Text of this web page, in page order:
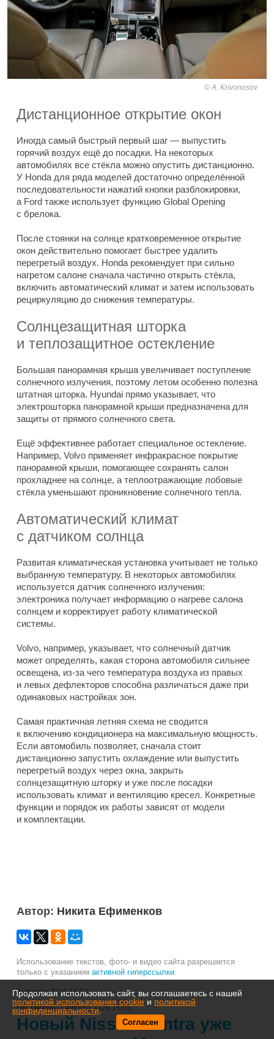
A. Krivonosov
Дистанционное открытие окон
Иногда самый быстрый первый шаг — выпустить
горячий воздух ещё до посадки. На некоторых
автомобилях все стёкла можно опустить дистанционно.
У Honda для ряда моделей достаточно определённой
последовательности нажатий кнопки разблокировки,
а Ford также использует функцию Global Opening
с брелока.
После стоянки на солнце кратковременное открытие
окон действительно помогает быстрее удалить
перегретый воздух. Honda рекомендует при сильно
нагретом салоне сначала частично открыть стёкла,
включить автоматический климат и затем использовать
рециркуляцию до снижения температуры.
Солнцезащитная шторка
и теплозащитное остекление
Большая панорамная крыша увеличивает поступление
солнечного излучения, поэтому летом особенно полезна
штатная шторка. Hyundai прямо указывает, что
электрошторка панорамной крыши предназначена для
защиты от прямого солнечного света.
Ещё эффективнее работает специальное остекление.
Например, Volvo применяет инфракрасное покрытие
панорамной крыши, помогающее сохранять салон
прохладнее на солнце, а теплоотражающие лобовые
стёкла уменьшают проникновение солнечного тепла.
Автоматический климат
с датчиком солнца
Развитая климатическая установка учитывает не только
выбранную температуру. В некоторых автомобилях
используется датчик солнечного излучения:
электроника получает информацию о нагреве салона
солнцем и корректирует работу климатической
системы.
Volvo, например, указывает, что солнечный датчик
может определять, какая сторона автомобиля сильнее
освещена, из-за чего температура воздуха из правых
и левых дефлекторов способна различаться даже при
одинаковых настройках зон.
Самая практичная летняя схема не сводится
к включению кондиционера на максимальную мощность.
Если автомобиль позволяет, сначала стоит
дистанционно запустить охлаждение или выпустить
перегретый воздух через окна, закрыть
солнцезащитную шторку и уже после посадки
использовать климат и вентиляцию кресел. Конкретные
функции и порядок их работы зависят от модели
и комплектации.
Автор: Никита Ефименков
Использование текстов, фото- и видео сайта разрешается
только с указанием активной гиперссылки.
7 августа 2026 15:03
Обновлено:7 августа 2026 15:05
Новый Nissan Sentra уже
Продолжая использовать сайт, вы соглашаетесь с нашей
политикой использования cookie и политикой
конфиденциальности.
Согласен